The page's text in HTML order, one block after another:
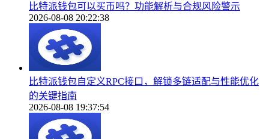
比特派钱包可以买币吗？功能解析与合规风险警示
2026-08-08 20:22:38
比特派钱包自定义RPC接口，解锁多链适配与性能优化
的关键指南
2026-08-08 19:37:54